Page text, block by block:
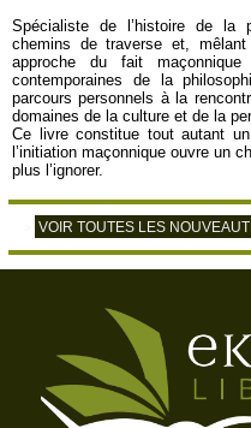
Spécialiste de l’histoire de la
chemins de traverse et,
approche du fait
contemporaines de la
parcours personnels à la
domaines de la culture et de la
Ce livre constitue tout autant
l’initiation maçonnique ouvre un
plus l’ignorer.
VOIR TOUTES LES